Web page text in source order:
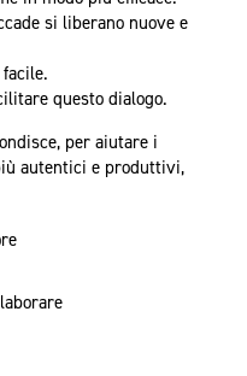
si liberano nuove e
questo dialogo.
per aiutare i
autentici e produttivi,